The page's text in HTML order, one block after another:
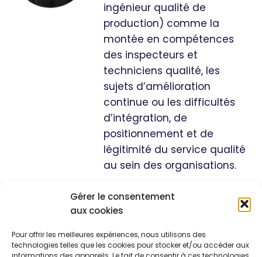
Gérer le consentement
aux cookies
Pour offrir les meilleures expériences, nous utilisons des
technologies telles que les cookies pour stocker et/ou accéder aux
ingénieur qualité de
production) comme la
montée en compétences
des inspecteurs et
techniciens qualité, les
sujets d’amélioration
continue ou les difficultés
d’intégration, de
positionnement et de
légitimité du service qualité
au sein des organisations.
Notre mission :
optimiser votre
À propos de
nous
Management
& soft skills